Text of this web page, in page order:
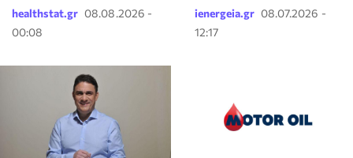
healthstat.gr 08.08.2026 -
00:08
ienergeia.gr 08.07.2026 -
12:17